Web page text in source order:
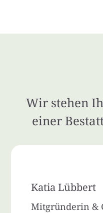
Wir stehen
einer
Katia Lübbert
Mitgründerin &